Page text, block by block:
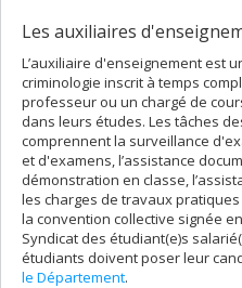
Les auxiliaires
L’auxiliaire d'enseignement est
criminologie inscrit à temps
professeur ou un chargé de
dans leurs études. Les tâches
comprennent la surveillance
et d'examens, l’assistance
démonstration en classe,
les charges de travaux
la convention collective signée
Syndicat des étudiant(e)s
étudiants doivent poser leur
le Département.